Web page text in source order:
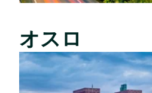
オスロ